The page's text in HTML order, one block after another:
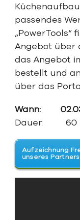
passendes
„PowerTools“
Angebot über
das Angebot
bestellt und
über das
Wann:
Dauer: 60
Aufzeichnung
unseres